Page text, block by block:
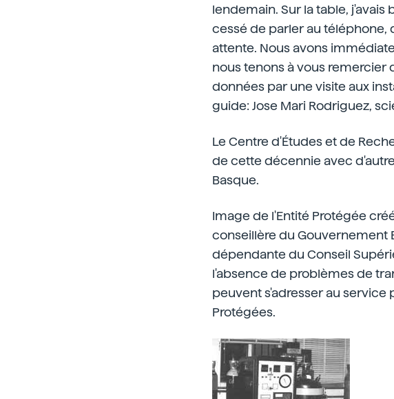
lendemain. Sur la table,
cessé de parler au téléphone,
attente. Nous avons
nous tenons à vous remercier
données par une visite aux
guide: Jose Mari Rodriguez,
Le Centre d'Études et de
de cette décennie avec
Basque.
Image de l'Entité Protégée
conseillère du Gouvernement
dépendante du Conseil
l'absence de problèmes de
peuvent s'adresser au
Protégées.